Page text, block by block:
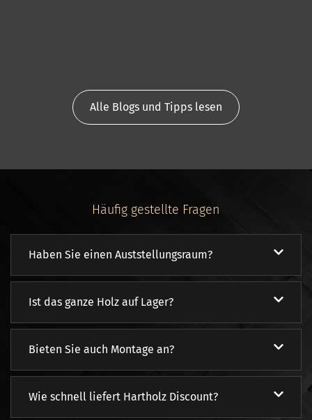
Alle Blogs und Tipps lesen
Häufig gestellte Fragen
Haben Sie einen Auststellungsraum?
Ist das ganze Holz auf Lager?
Bieten Sie auch Montage an?
Wie schnell liefert Hartholz Discount?